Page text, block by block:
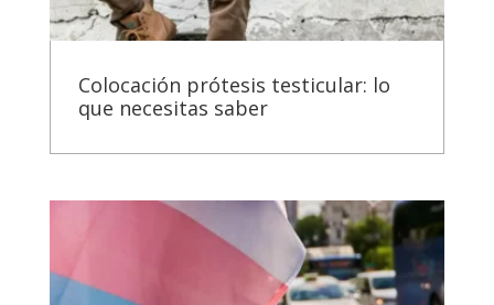
Colocación prótesis testicular: lo
que necesitas saber